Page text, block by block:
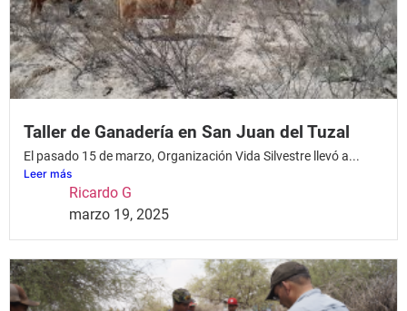
Taller de Ganadería en San Juan del Tuzal
El pasado 15 de marzo, Organización Vida Silvestre llevó a...
Leer más
Ricardo G
marzo 19, 2025